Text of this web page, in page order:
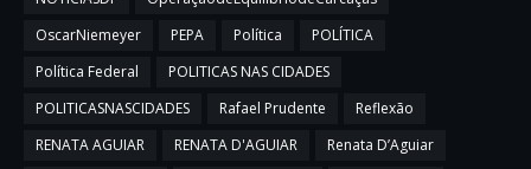
OscarNiemeyer
PEPA Política
POLÍTICA
Política Federal
POLITICAS NAS CIDADES
POLITICASNASCIDADES
Rafael Prudente
Reflexão
RENATA AGUIAR
RENATA D'AGUIAR
Renata D’Aguiar